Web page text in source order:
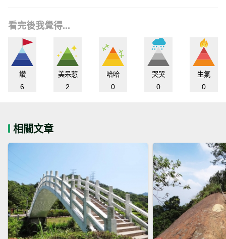
看完後我覺得...
讚
6
美呆惹
2
哈哈
0
哭哭
0
生氣
0
相關文章